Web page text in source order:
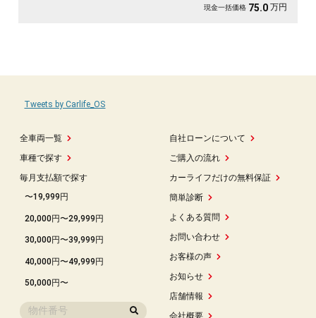
現金一括価格 75.0 万円
全車両一覧
車種で探す
毎月支払額で探す
〜19,999円
20,000円〜29,999円
30,000円〜39,999円
40,000円〜49,999円
50,000円〜
自社ローンについて
ご購入の流れ
カーライフだけの無料保証
簡単診断
よくある質問
お問い合わせ
お客様の声
お知らせ
店舗情報
会社概要
Tweets by Carlife_OS